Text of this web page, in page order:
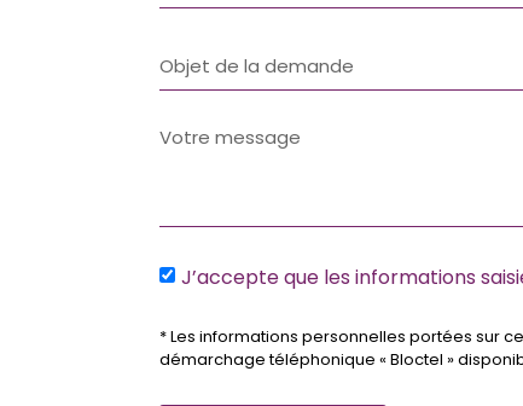
J’accepte que les informations
* Les informations personnelles portées sur
démarchage téléphonique « Bloctel »